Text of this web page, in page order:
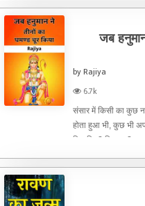
जब
by Rajiya
6.7k
संसार में किसी का कुछ
होता हुआ भी, कुछ भी
किसलिए? किसका? कुछ